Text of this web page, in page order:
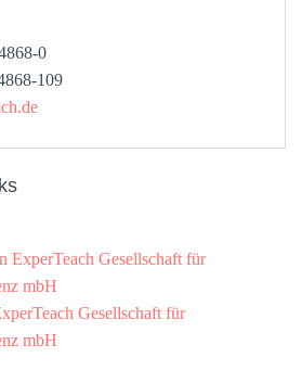
0
109
ExperTeach Gesellschaft für
mbH
Gesellschaft für
mbH